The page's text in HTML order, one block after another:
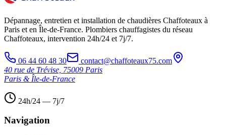
Dépannage, entretien et installation de chaudières Chaffoteaux à
Paris et en Île-de-France. Plombiers chauffagistes du réseau
Chaffoteaux, intervention 24h/24 et 7j/7.
06 44 60 48 30
contact@chaffoteaux75.com
40 rue de Trévise, 75009 Paris
Paris & Île-de-France
24h/24 — 7j/7
Navigation